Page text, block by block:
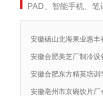
PAD、智能手机、
网络。
安徽砀山北海果业惠丰
安徽合肥美芝厂制冷设
安徽合肥东方精英培训
安徽亳州市京碗饮片厂